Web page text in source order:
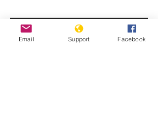
Email Support Facebook